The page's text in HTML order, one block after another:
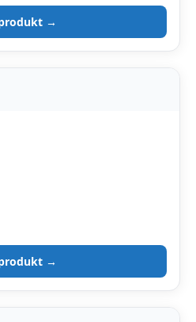
→
→